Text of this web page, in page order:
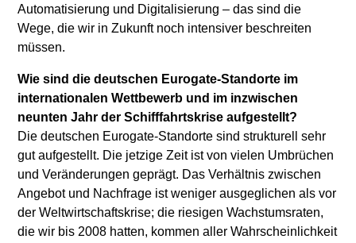
Automatisierung und Digitalisierung – das sind die
Wege, die wir in Zukunft noch intensiver beschreiten
müssen.
Wie sind die deutschen Eurogate-Standorte im
internationalen Wettbewerb und im inzwischen
neunten Jahr der Schifffahrtskrise aufgestellt?
Die deutschen Eurogate-Standorte sind strukturell sehr
gut aufgestellt. Die jetzige Zeit ist von vielen Umbrüchen
und Veränderungen geprägt. Das Verhältnis zwischen
Angebot und Nachfrage ist weniger ausgeglichen als vor
der Weltwirtschaftskrise; die riesigen Wachstumsraten,
die wir bis 2008 hatten, kommen aller Wahrscheinlichkeit